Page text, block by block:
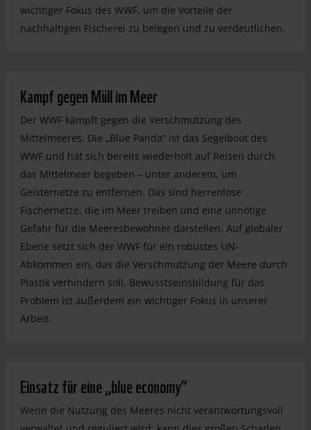
wichtiger Fokus des WWF, um die Vorteile der
nachhaltigen Fischerei zu belegen und zu verdeutlichen.
Kampf gegen Müll im Meer
Der WWF kämpft gegen die Verschmutzung des
Mittelmeeres. Die „Blue Panda“ ist das Segelboot des
WWF und hat sich bereits wiederholt auf Reisen durch
das Mittelmeer begeben – unter anderem, um
Geisternetze zu entfernen. Das sind herrenlose
Fischernetze, die im Meer treiben und eine unnötige
Gefahr für die Meeresbewohner darstellen. Auf globaler
Ebene setzt sich der WWF für ein robustes UN-
Abkommen ein, das die Verschmutzung der Meere durch
Plastik verhindern soll. Bewusstseinsbildung für das
Problem ist außerdem ein wichtiger Fokus in unserer
Arbeit.
Einsatz für eine „blue economy“
Wenn die Nutzung des Meeres nicht verantwortungsvoll